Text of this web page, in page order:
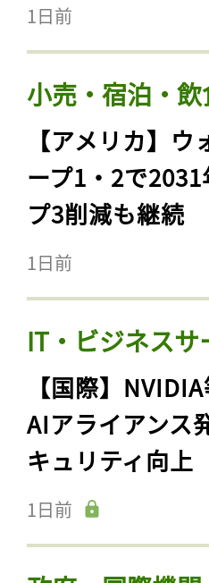
1日前
小売・宿泊・
【アメリカ】
ープ1・2で
プ3削減も継続
1日前
IT・ビジネスサ
【国際】
AIアライアンス
キュリティ向上
1日前